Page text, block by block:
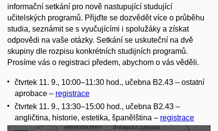
informační setkání pro nově nastupující studující
učitelských programů. Přijďte se dozvědět více o průběhu
studia, seznámit se s vyučujícími i spolužáky a získat
odpovědi na vaše otázky. Setkání se uskuteční na dvě
skupiny dle rozpisu konkrétních studijních programů.
Prosíme vás o registraci předem, abychom o vás věděli.
čtvrtek 11. 9., 10:00–11:30 hod., učebna B2.43 – ostatní
aprobace – registrace
čtvrtek 11. 9., 13:30–15:00 hod., učebna B2.43 –
angličtina, historie, estetika, španělština – registrace